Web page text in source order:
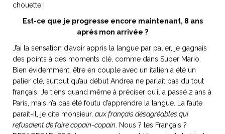
chouette !
Est-ce que je progresse encore maintenant, 8 ans
après mon arrivée ?
J’ai la sensation d’avoir appris la langue par palier, je gagnais
des points à des moments clé, comme dans Super Mario.
Bien évidemment, être en couple avec un italien a été un
palier clé, surtout qu’au début Andrea ne parlait pas du tout
français. Je tiens quand même à préciser qu’il a passé 2 ans à
Paris, mais n’a pas été foutu d’apprendre la langue. La faute
parait-il, je cite monsieur, aux français désagréables qui
refusaient de faire copain-copain . Nous ? les Français ?